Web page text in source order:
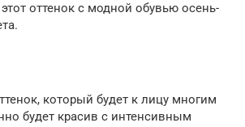
оттенок с модной обувью осень-
который будет к лицу многим
будет красив с интенсивным